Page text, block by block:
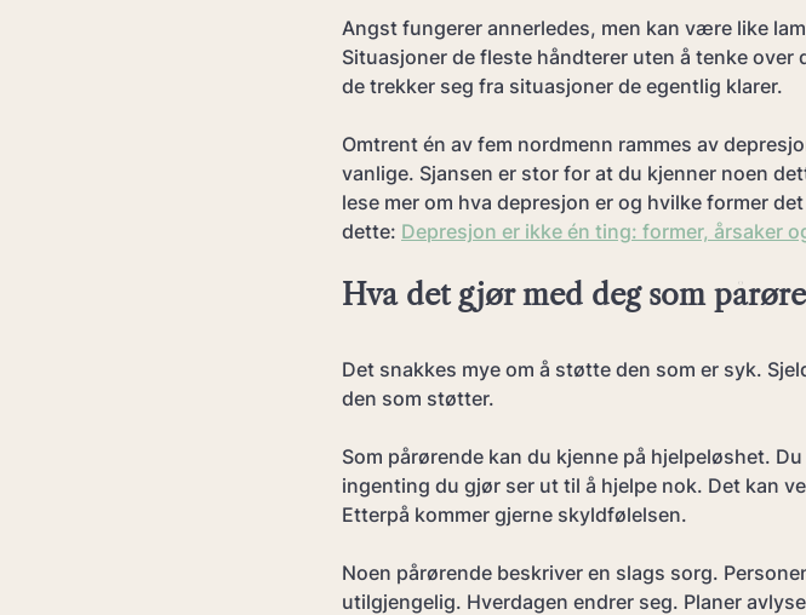
Angst fungerer annerledes, men kan være like
Situasjoner de fleste håndterer uten å tenke
de trekker seg fra situasjoner de egentlig klarer.
Omtrent én av fem nordmenn rammes av
vanlige. Sjansen er stor for at du kjenner noen
lese mer om hva depresjon er og hvilke former
dette: Depresjon er ikke én ting: former, årsaker
Hva det gjør med deg som
Det snakkes mye om å støtte den som er syk.
den som støtter.
Som pårørende kan du kjenne på hjelpeløshet.
ingenting du gjør ser ut til å hjelpe nok. Det kan
Etterpå kommer gjerne skyldfølelsen.
Noen pårørende beskriver en slags sorg.
utilgjengelig. Hverdagen endrer seg. Planer